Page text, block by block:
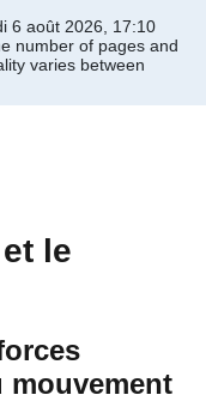
6 août 2026, 17:10
number of pages and
varies between
le
mouvement